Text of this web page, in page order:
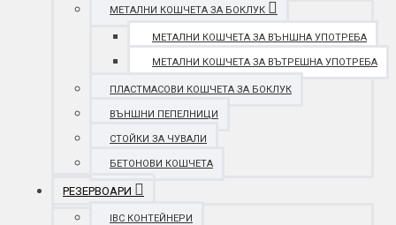
МЕТАЛНИ КОШЧЕТА ЗА БОКЛУК
МЕТАЛНИ КОШЧЕТА ЗА ВЪНШНА УПОТРЕБА
МЕТАЛНИ КОШЧЕТА ЗА ВЪТРЕШНА УПОТРЕБА
ПЛАСТМАСОВИ КОШЧЕТА ЗА БОКЛУК
ВЪНШНИ ПЕПЕЛНИЦИ
СТОЙКИ ЗА ЧУВАЛИ
БЕТОНОВИ КОШЧЕТА
РЕЗЕРВОАРИ
IBC КОНТЕЙНЕРИ